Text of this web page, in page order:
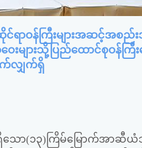
ရာဝန်ကြီးများအဆင့်အစည်
များသို့ပြည်ထောင်စုဝန်ကြီး
လျှက်ရှိ
သော(၁၃)ကြိမ်မြောက်အာဆီ